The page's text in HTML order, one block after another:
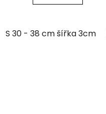
S 30 - 38 cm šířka 3cm